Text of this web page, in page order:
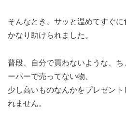
そんなとき、サッと温めてすぐ
かなり助けられました。
普段、自分で買わないような、
ーパーで売ってない物、
少し高いものなんかをプレゼン
れません。